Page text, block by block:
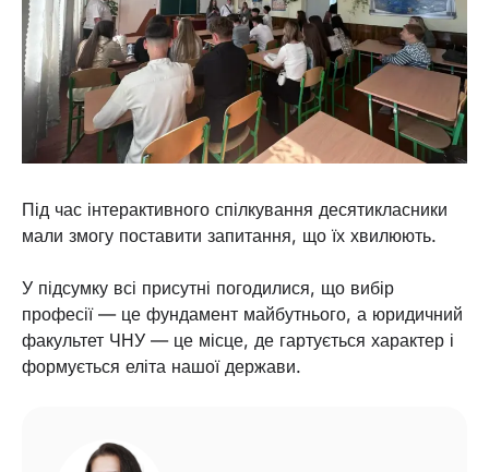
Під час інтерактивного спілкування десятикласники
мали змогу поставити запитання, що їх хвилюють.
У підсумку всі присутні погодилися, що вибір
професії — це фундамент майбутнього, а юридичний
факультет ЧНУ — це місце, де гартується характер і
формується еліта нашої держави.